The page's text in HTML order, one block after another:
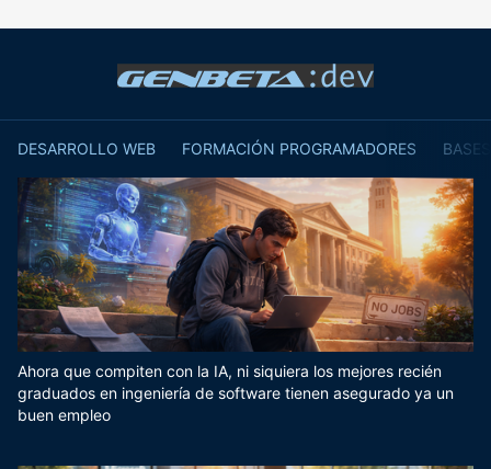
DESARROLLO WEB FORMACIÓN PROGRAMADORES
Ahora que compiten con la IA, ni siquiera los mejores recién
graduados en ingeniería de software tienen asegurado ya un
buen empleo